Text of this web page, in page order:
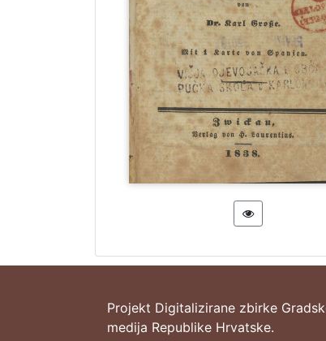
Projekt Digitalizirane zbirke
medija Republike Hrvatske.